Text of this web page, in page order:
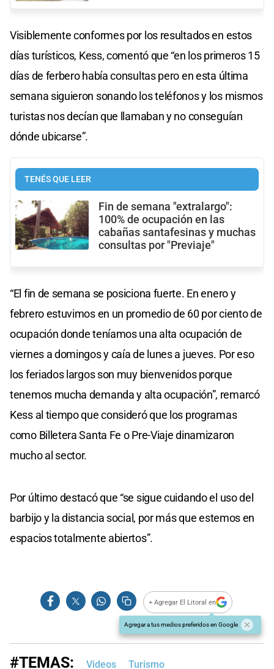
Visiblemente conformes por los resultados en estos
días turísticos, Kess, comentó que “en los primeros 15
días de ferbero había consultas pero en esta última
semana siguieron sonando los teléfonos y los mismos
turistas nos decían que llamaban y no conseguían
dónde ubicarse”.
TENÉS QUE LEER
Fin de semana "extralargo":
100% de ocupación en las
cabañas santafesinas y muchas
consultas por "Previaje"
“El fin de semana se posiciona fuerte. En enero y
febrero estuvimos en un promedio de 60 por ciento de
ocupación donde teníamos una alta ocupación de
viernes a domingos y caía de lunes a jueves. Por eso
los feriados largos son muy bienvenidos porque
tenemos mucha demanda y alta ocupación”, remarcó
Kess al tiempo que consideró que los programas
como Billetera Santa Fe o Pre-Viaje dinamizaron
mucho al sector.
Por último destacó que “se sigue cuidando el uso del
barbijo y la distancia social, por más que estemos en
espacios totalmente abiertos”.
+ Agregar El Litoral en
Agregar a tus medios preferidos en Google
#TEMAS: Videos Turismo